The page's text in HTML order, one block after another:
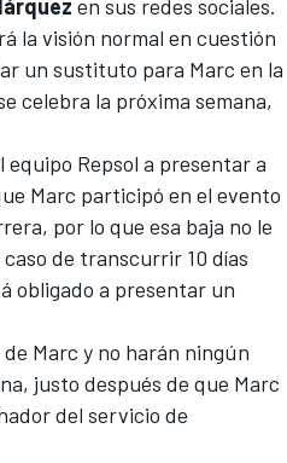
en sus redes sociales.
la visión normal en cuestión
un sustituto para Marc en la
celebra la próxima semana,
equipo Repsol a presentar a
Marc participó en el evento
por lo que esa baja no le
de transcurrir 10 días
obligado a presentar un
Marc y no harán ningún
justo después de que Marc
del servicio de